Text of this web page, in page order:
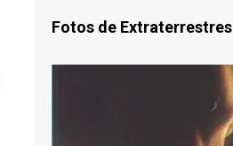
Fotos de Extraterrestres